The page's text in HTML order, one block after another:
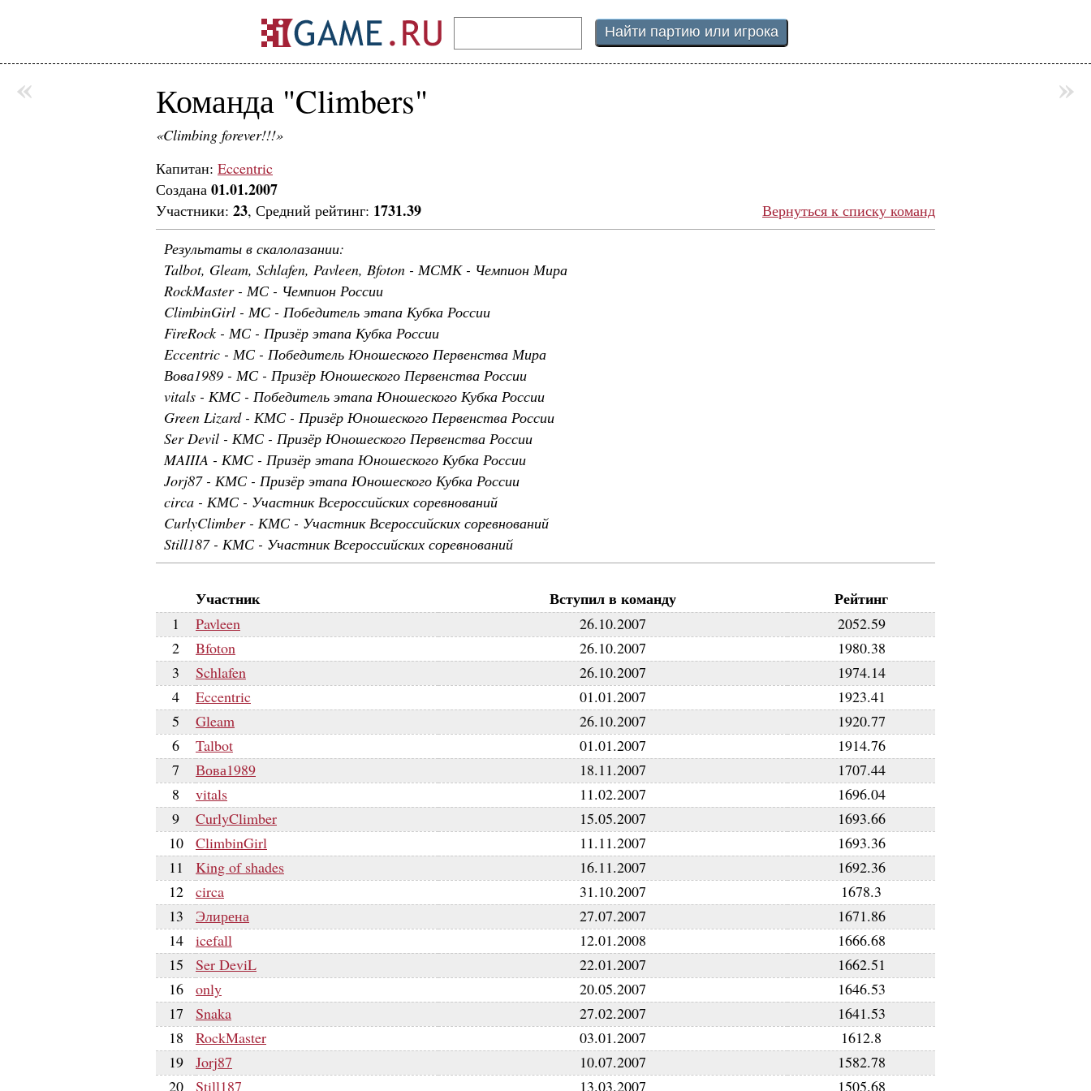
Команда "Climbers"
«Climbing forever!!!»
Капитан: Eccentric
Создана 01.01.2007
Участники: 23, Средний рейтинг: 1731.39
Вернуться к списку команд
Результаты в скалолазании:
Talbot, Gleam, Schlafen, Pavleen, Bfoton - МСМК - Чемпион Мира
RockMaster - МС - Чемпион России
ClimbinGirl - МС - Победитель этапа Кубка России
FireRock - МС - Призёр этапа Кубка России
Eccentric - МС - Победитель Юношеского Первенства Мира
Вова1989 - МС - Призёр Юношеского Первенства России
vitals - КМС - Победитель этапа Юношеского Кубка России
Green Lizard - КМС - Призёр Юношеского Первенства России
Ser Devil - КМС - Призёр Юношеского Первенства России
MAIIIA - КМС - Призёр этапа Юношеского Кубка России
Jorj87 - КМС - Призёр этапа Юношеского Кубка России
circa - КМС - Участник Всероссийских соревнований
CurlyClimber - КМС - Участник Всероссийских соревнований
Still187 - КМС - Участник Всероссийских соревнований
Участник Вступил в команду Рейтинг
1 Pavleen 26.10.2007
2052.59
2
Bfoton 26.10.2007
1980.38
3
Schlafen 26.10.2007
1974.14
4
Eccentric 01.01.2007
1923.41
5
Gleam 26.10.2007
1920.77
6
Talbot 01.01.2007
1914.76
7
Вова1989 18.11.2007
1707.44
8
vitals 11.02.2007
1696.04
9
CurlyClimber 15.05.2007
1693.66
10
ClimbinGirl 11.11.2007
1693.36
11
King of shades 16.11.2007
1692.36
12
circa 31.10.2007
1678.3
13
Элирена 27.07.2007
1671.86
14
icefall 12.01.2008
1666.68
15
Ser DeviL 22.01.2007
1662.51
16
only 20.05.2007
1646.53
17
Snaka 27.02.2007
1641.53
18
RockMaster 03.01.2007
1612.8
19
Jorj87 10.07.2007
1582.78
20
Still187 13.03.2007 1505.68
« »